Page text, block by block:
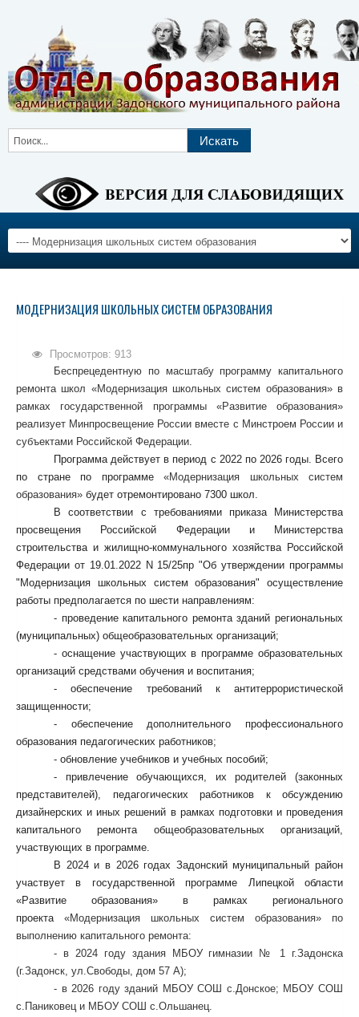
МОДЕРНИЗАЦИЯ ШКОЛЬНЫХ СИСТЕМ ОБРАЗОВАНИЯ
Просмотров: 913
Беспрецедентную по масштабу программу капитального
ремонта школ «Модернизация школьных систем образования» в
рамках государственной программы «Развитие образования»
реализует Минпросвещение России вместе с Минстроем России и
субъектами Российской Федерации.
Программа действует в период с 2022 по 2026 годы. Всего
по стране по программе «Модернизация школьных систем
образования» будет отремонтировано 7300 школ.
В соответствии с требованиями приказа Министерства
просвещения Российской Федерации и Министерства
строительства и жилищно-коммунального хозяйства Российской
Федерации от 19.01.2022 N 15/25пр "Об утверждении программы
"Модернизация школьных систем образования" осуществление
работы предполагается по шести направлениям:
- проведение капитального ремонта зданий региональных
(муниципальных) общеобразовательных организаций;
- оснащение участвующих в программе образовательных
организаций средствами обучения и воспитания;
- обеспечение требований к антитеррористической
защищенности;
- обеспечение дополнительного профессионального
образования педагогических работников;
- обновление учебников и учебных пособий;
- привлечение обучающихся, их родителей (законных
представителей), педагогических работников к обсуждению
дизайнерских и иных решений в рамках подготовки и проведения
капитального ремонта общеобразовательных организаций,
участвующих в программе.
В 2024 и в 2026 годах Задонский муниципальный район
участвует в государственной программе Липецкой области
«Развитие образования» в рамках регионального
проекта «Модернизация школьных систем образования» по
выполнению капитального ремонта:
- в 2024 году здания МБОУ гимназии № 1 г.Задонска
(г.Задонск, ул.Свободы, дом 57 А);
- в 2026 году зданий МБОУ СОШ с.Донское; МБОУ СОШ
с.Паниковец и МБОУ СОШ с.Ольшанец.